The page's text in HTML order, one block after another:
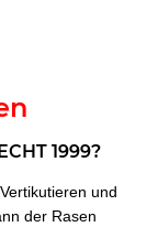
1999?
und
der Rasen